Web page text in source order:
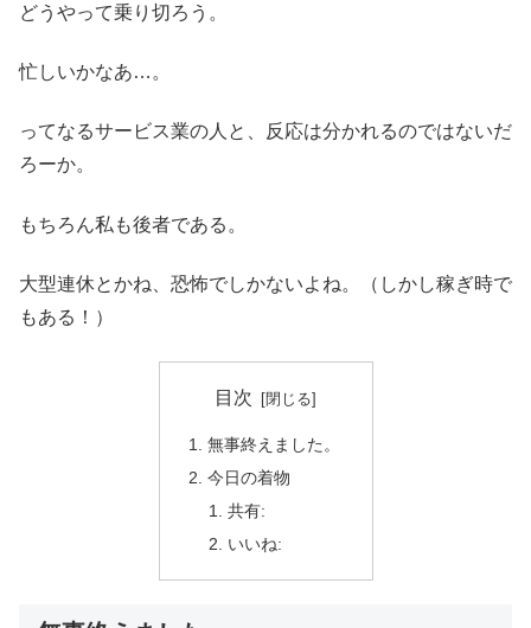
どうやって乗り切ろう。
忙しいかなあ…。
ってなるサービス業の人と、反応は分かれるのではないだ
ろーか。
もちろん私も後者である。
大型連休とかね、恐怖でしかないよね。（しかし稼ぎ時で
もある！）
目次
無事終えました。
今日の着物
共有:
いいね: